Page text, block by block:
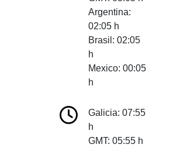
Argentina:
02:05 h
Brasil: 02:05
h
Mexico: 00:05
h
Galicia: 07:55
h
GMT: 05:55 h